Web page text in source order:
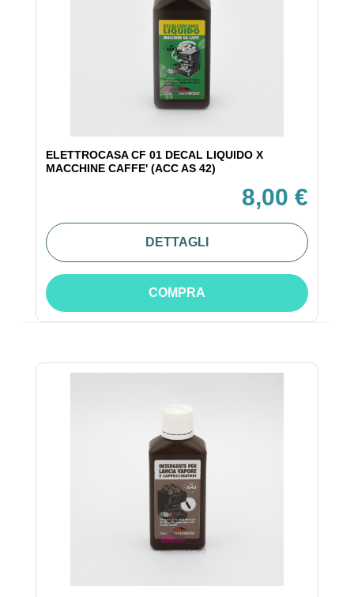
ELETTROCASA CF 01 DECAL LIQUIDO X
MACCHINE CAFFE' (ACC AS 42)
8,00 €
DETTAGLI
COMPRA